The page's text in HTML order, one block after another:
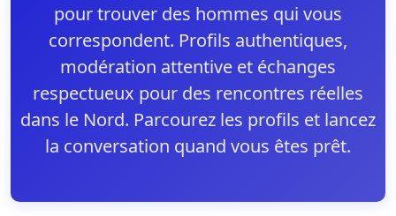
pour trouver des hommes qui vous
correspondent. Profils authentiques,
modération attentive et échanges
respectueux pour des rencontres réelles
dans le Nord. Parcourez les profils et lancez
la conversation quand vous êtes prêt.